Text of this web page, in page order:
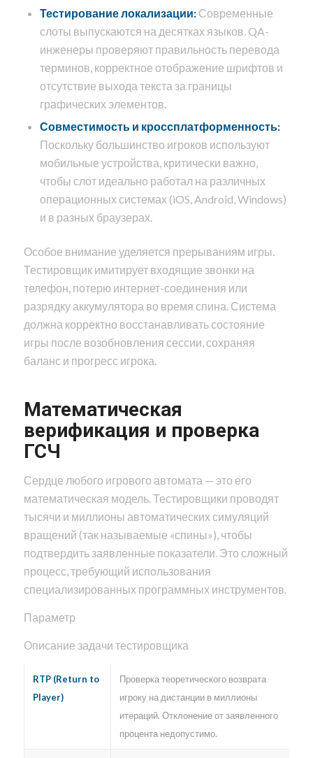
Тестирование локализации:Современные
слоты выпускаются на десятках языков. QA-
инженеры проверяют правильность перевода
терминов, корректное отображение шрифтов и
отсутствие выхода текста за границы
графических элементов.
Совместимость и кроссплатформенность:
Поскольку большинство игроков используют
мобильные устройства, критически важно,
чтобы слот идеально работал на различных
операционных системах (iOS, Android, Windows)
и в разных браузерах.
Особое внимание уделяется прерываниям игры.
Тестировщик имитирует входящие звонки на
телефон, потерю интернет-соединения или
разрядку аккумулятора во время спина. Система
должна корректно восстанавливать состояние
игры после возобновления сессии, сохраняя
баланс и прогресс игрока.
Математическая
верификация и проверка
ГСЧ
Сердце любого игрового автомата — это его
математическая модель. Тестировщики проводят
тысячи и миллионы автоматических симуляций
вращений (так называемые «спины»), чтобы
подтвердить заявленные показатели. Это сложный
процесс, требующий использования
специализированных программных инструментов.
Параметр
Описание задачи тестировщика
RTP (Return to
Player)
Проверка теоретического возврата
игроку на дистанции в миллионы
итераций. Отклонение от заявленного
процента недопустимо.